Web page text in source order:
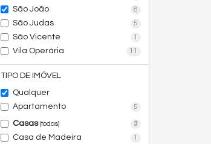
São João 8
São Judas 5
São Vicente 1
Vila Operária 11
TIPO DE IMÓVEL
Qualquer
Apartamento
5
Casas(todas) 3
Casa de Madeira 1